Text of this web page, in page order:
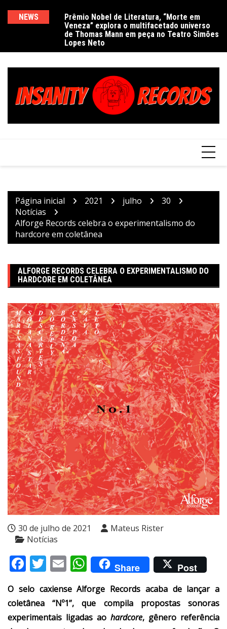
NEWS
Prêmio Nobel de Literatura, “Morte em
Veneza” explora o multifacetado universo
de Thomas Mann em peça no Teatro Simões
Lopes Neto
Página inicial 2021 julho
30
Notícias
Alforge Records celebra o experimentalismo do
hardcore em coletânea
ALFORGE RECORDS CELEBRA O EXPERIMENTALISMO DO
HARDCORE EM COLETÂNEA
30 de julho de 2021
Mateus Rister
Notícias
Facebook
Twitter
EmailWhatsApp
Share Post
O selo caxiense Alforge Records acaba de lançar a
coletânea “Nº1”, que compila propostas sonoras
experimentais ligadas ao hardcore, gênero referência